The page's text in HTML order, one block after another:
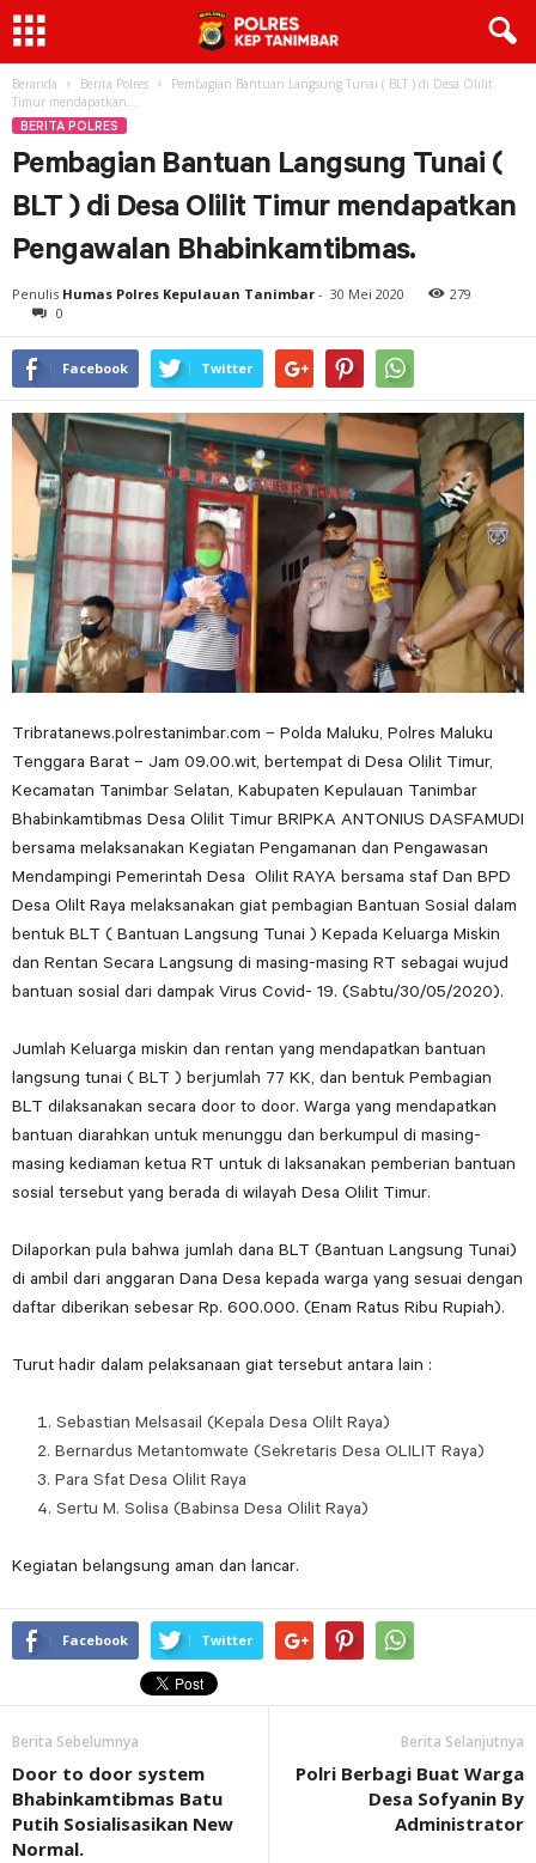
Beranda Berita Polres
Pembagian Bantuan Langsung Tunai ( BLT ) di Desa Olilit
Timur mendapatkan...
BERITA POLRES
Pembagian Bantuan Langsung Tunai (
BLT ) di Desa Olilit Timur mendapatkan
Pengawalan Bhabinkamtibmas.
Penulis Humas Polres Kepulauan Tanimbar - 30 Mei 2020
279
0
Facebook Twitter
Tribratanews.polrestanimbar.com – Polda Maluku, Polres Maluku
Tenggara Barat – Jam 09.00.wit, bertempat di Desa Olilit Timur,
Kecamatan Tanimbar Selatan, Kabupaten Kepulauan Tanimbar
Bhabinkamtibmas Desa Olilit Timur BRIPKA ANTONIUS DASFAMUDI
bersama melaksanakan Kegiatan Pengamanan dan Pengawasan
Mendampingi Pemerintah Desa Olilit RAYA bersama staf Dan BPD
Desa Olilt Raya melaksanakan giat pembagian Bantuan Sosial dalam
bentuk BLT ( Bantuan Langsung Tunai ) Kepada Keluarga Miskin
dan Rentan Secara Langsung di masing-masing RT sebagai wujud
bantuan sosial dari dampak Virus Covid- 19. (Sabtu/30/05/2020).
Jumlah Keluarga miskin dan rentan yang mendapatkan bantuan
langsung tunai ( BLT ) berjumlah 77 KK, dan bentuk Pembagian
BLT dilaksanakan secara door to door. Warga yang mendapatkan
bantuan diarahkan untuk menunggu dan berkumpul di masing-
masing kediaman ketua RT untuk di laksanakan pemberian bantuan
sosial tersebut yang berada di wilayah Desa Olilit Timur.
Dilaporkan pula bahwa jumlah dana BLT (Bantuan Langsung Tunai)
di ambil dari anggaran Dana Desa kepada warga yang sesuai dengan
daftar diberikan sebesar Rp. 600.000. (Enam Ratus Ribu Rupiah).
Turut hadir dalam pelaksanaan giat tersebut antara lain :
Sebastian Melsasail (Kepala Desa Olilt Raya)
Bernardus Metantomwate (Sekretaris Desa OLILIT Raya)
Para Sfat Desa Olilit Raya
Sertu M. Solisa (Babinsa Desa Olilit Raya)
Kegiatan belangsung aman dan lancar.
Facebook Twitter
Berita Sebelumnya
Door to door system
Bhabinkamtibmas Batu
Putih Sosialisasikan New
Normal.
Berita Selanjutnya
Polri Berbagi Buat Warga
Desa Sofyanin By
Administrator